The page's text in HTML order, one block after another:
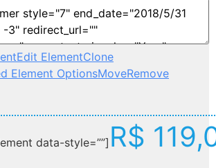
Edit ElementClone
Element OptionsMoveRemove
data-style=””] R$